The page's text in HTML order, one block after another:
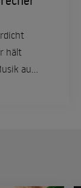
hält
aus.